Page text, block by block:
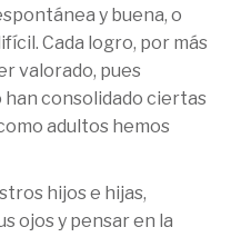
y buena, o
Cada logro, por más
valorado, pues
han consolidado ciertas
adultos hemos
hijos e hijas,
ojos y pensar en la